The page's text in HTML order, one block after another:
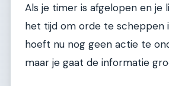
Als je timer is afgelopen en je
het tijd om orde te scheppen
hoeft nu nog geen actie te
maar je gaat de informatie